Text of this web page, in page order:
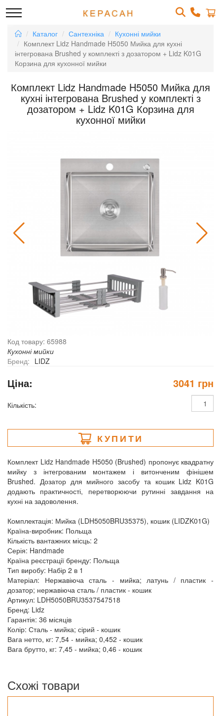
Каталог Сантехніка
Кухонні мийки
Комплект Lidz Handmade H5050 Мийка для кухні
інтегрована Brushed у комплекті з дозатором + Lidz K01G
Корзина для кухонної мийки
Комплект Lidz Handmade H5050 Мийка для
кухні інтегрована Brushed у комплекті з
дозатором + Lidz K01G Корзина для
кухонної мийки
Код товару: 65988
Кухонні мийки
Бренд: LIDZ
Ціна: 3041 грн
Кількість:
КУПИТИ
Комплект Lidz Handmade H5050 (Brushed) пропонує квадратну
мийку з інтегрованим монтажем і витонченим фінішем
Brushed. Дозатор для мийного засобу та кошик Lidz K01G
додають практичності, перетворюючи рутинні завдання на
кухні на задоволення.
Комплектація: Мийка (LDH5050BRU35375), кошик (LIDZK01G)
Країна-виробник: Польща
Кількість вантажних місць: 2
Серія: Handmade
Країна реєстрації бренду: Польща
Тип виробу: Набір 2 в 1
Матеріал: Нержавіюча сталь - мийка; латунь / пластик -
дозатор; нержавіюча сталь / пластик - кошик
Артикул: LDH5050BRU3537547518
Бренд: Lidz
Гарантія: 36 місяців
Колір: Сталь - мийка; сірий - кошик
Вага нетто, кг: 7,54 - мийка; 0,452 - кошик
Вага брутто, кг: 7,45 - мийка; 0,46 - кошик
Схожі товари